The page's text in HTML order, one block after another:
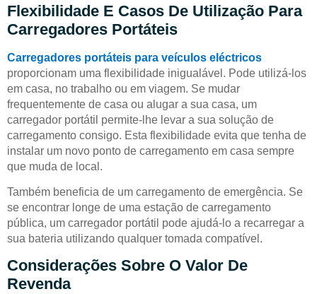
Flexibilidade E Casos De Utilização Para
Carregadores Portáteis
Carregadores portáteis para veículos eléctricos
proporcionam uma flexibilidade inigualável. Pode utilizá-los
em casa, no trabalho ou em viagem. Se mudar
frequentemente de casa ou alugar a sua casa, um
carregador portátil permite-lhe levar a sua solução de
carregamento consigo. Esta flexibilidade evita que tenha de
instalar um novo ponto de carregamento em casa sempre
que muda de local.
Também beneficia de um carregamento de emergência. Se
se encontrar longe de uma estação de carregamento
pública, um carregador portátil pode ajudá-lo a recarregar a
sua bateria utilizando qualquer tomada compatível.
Considerações Sobre O Valor De
Revenda